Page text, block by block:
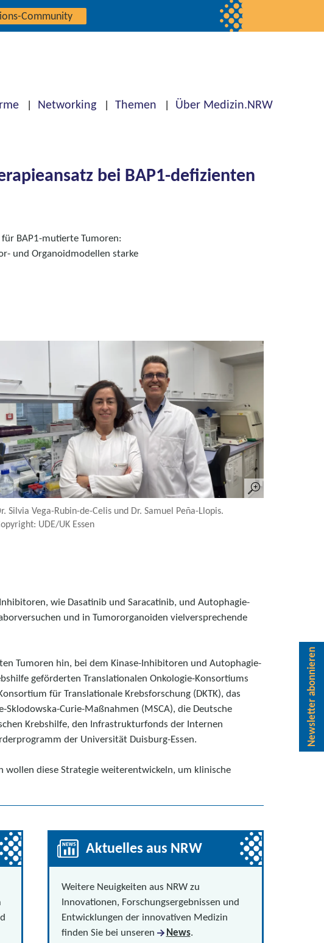
Community
Networking Themen Über Medizin.NRW
bei BAP1-defizienten
BAP1-mutierte Tumoren:
und Organoidmodellen starke
Silvia Vega-Rubin-de-Celis und Dr. Samuel Peña-Llopis.
UDE/UK Essen
wie Dasatinib und Saracatinib, und Autophagie-
und in Tumororganoiden vielversprechende
Tumoren hin, bei dem Kinase-Inhibitoren und Autophagie-
geförderten Translationalen Onkologie-Konsortiums
für Translationale Krebsforschung (DKTK), das
Curie-Maßnahmen (MSCA), die Deutsche
Krebshilfe, den Infrastrukturfonds der Internen
der Universität Duisburg-Essen.
diese Strategie weiterentwickeln, um klinische
Aktuelles aus NRW
Weitere Neuigkeiten aus NRW zu
Innovationen, Forschungsergebnissen und
Entwicklungen der innovativen Medizin
finden Sie bei unseren
News.
Newsletter abonnieren